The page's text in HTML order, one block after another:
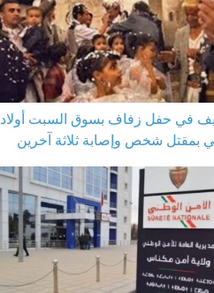
في حفل زفاف بسوق السبت أولاد
بمقتل شخص وإصابة ثلاثة آخرين